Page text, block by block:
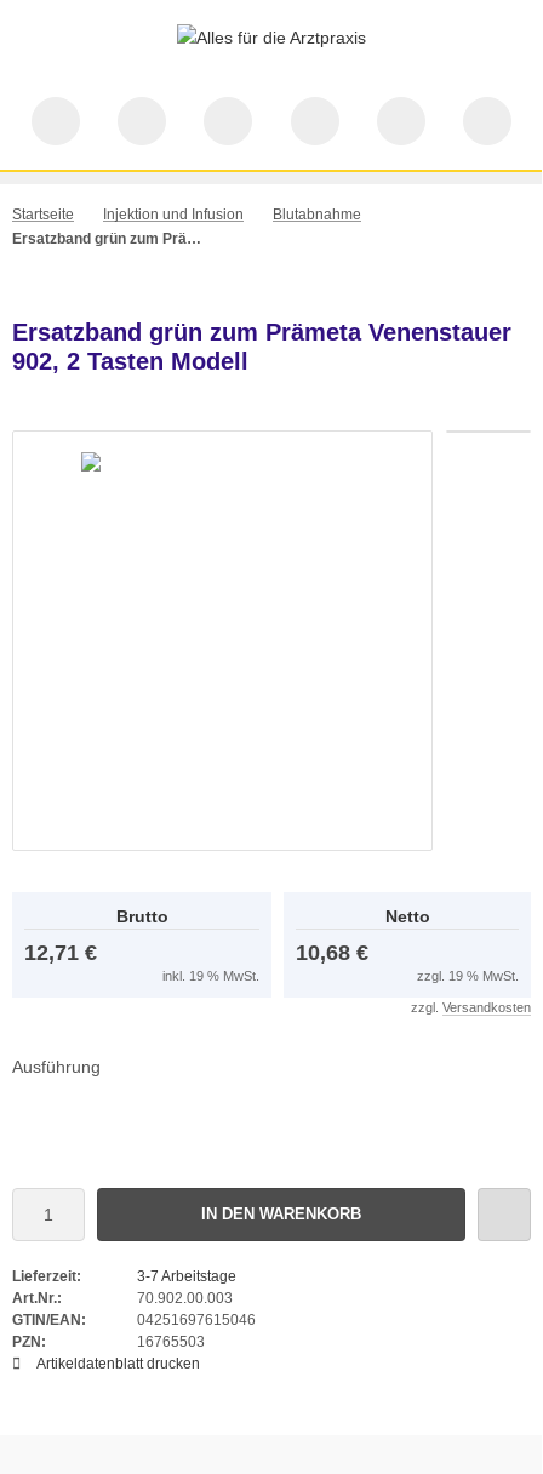
Startseite Injektion und Infusion
Blutabnahme
Ersatzband grün zum Prämeta Venenstauer 902, 2 Tasten Modell
Ersatzband grün zum Prämeta Venenstauer
902, 2 Tasten Modell
Brutto
12,71 €
inkl. 19 % MwSt.
Netto
10,68 €
zzgl. 19 % MwSt.
zzgl. Versandkosten
Ausführung
IN DEN WARENKORB
Lieferzeit:
3-7 Arbeitstage
Art.Nr.:
70.902.00.003
GTIN/EAN:
04251697615046
PZN:
16765503
Artikeldatenblatt drucken